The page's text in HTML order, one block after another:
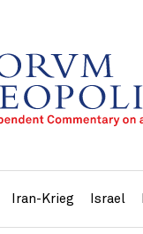
Iran-Krieg Israel